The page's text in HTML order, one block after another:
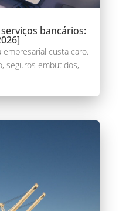
bancários:
custa caro.
seguros embutidos,